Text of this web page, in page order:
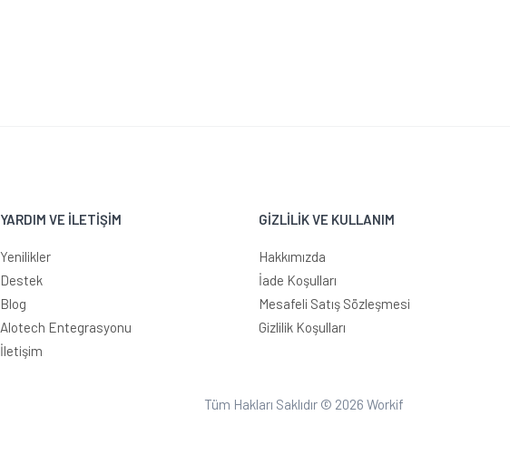
YARDIM VE İLETİŞİM
Yenilikler
Destek
Blog
Alotech Entegrasyonu
İletişim
GİZLİLİK VE KULLANIM
Hakkımızda
İade Koşulları
Mesafeli Satış Sözleşmesi
Gizlilik Koşulları
Tüm Hakları Saklıdır © 2026 Workif